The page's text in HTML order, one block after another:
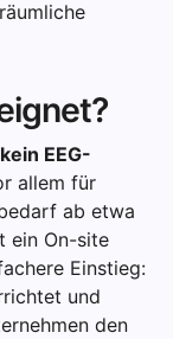
EEG-
allem für
ab etwa
ein On-site
Einstieg:
und
den